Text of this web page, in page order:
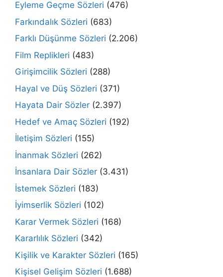
Eyleme Geçme Sözleri (476)
Farkındalık Sözleri (683)
Farklı Düşünme Sözleri (2.206)
Film Replikleri (483)
Girişimcilik Sözleri (288)
Hayal ve Düş Sözleri (371)
Hayata Dair Sözler (2.397)
Hedef ve Amaç Sözleri (192)
İletişim Sözleri (155)
İnanmak Sözleri (262)
İnsanlara Dair Sözler (3.431)
İstemek Sözleri (183)
İyimserlik Sözleri (102)
Karar Vermek Sözleri (168)
Kararlılık Sözleri (342)
Kişilik ve Karakter Sözleri (165)
Kişisel Gelişim Sözleri (1.688)